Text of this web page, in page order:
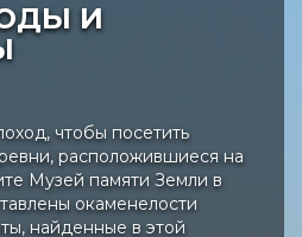
И
чтобы посетить
расположившиеся на
Музей памяти Земли в
окаменелости
найденные в этой